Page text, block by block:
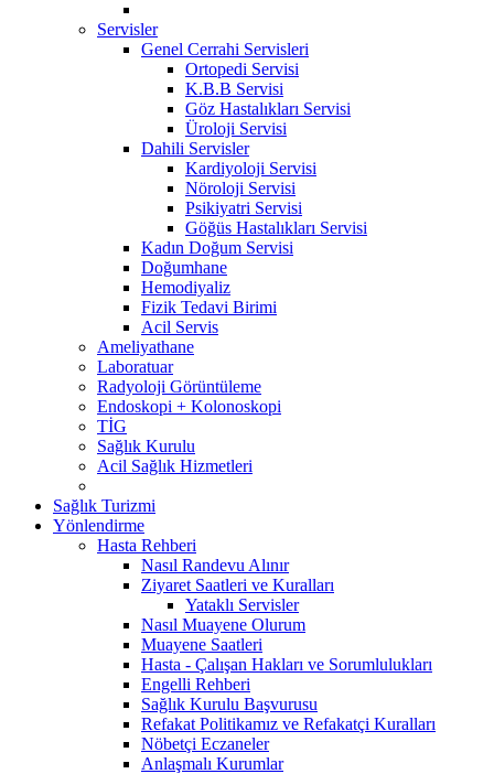
Servisler
Genel Cerrahi Servisleri
Ortopedi Servisi
K.B.B Servisi
Göz Hastalıkları Servisi
Üroloji Servisi
Dahili Servisler
Kardiyoloji Servisi
Nöroloji Servisi
Psikiyatri Servisi
Göğüs Hastalıkları Servisi
Kadın Doğum Servisi
Doğumhane
Hemodiyaliz
Fizik Tedavi Birimi
Acil Servis
Ameliyathane
Laboratuar
Radyoloji Görüntüleme
Endoskopi + Kolonoskopi
TİG
Sağlık Kurulu
Acil Sağlık Hizmetleri
Sağlık Turizmi
Yönlendirme
Hasta Rehberi
Nasıl Randevu Alınır
Ziyaret Saatleri ve Kuralları
Yataklı Servisler
Nasıl Muayene Olurum
Muayene Saatleri
Hasta - Çalışan Hakları ve Sorumlulukları
Engelli Rehberi
Sağlık Kurulu Başvurusu
Refakat Politikamız ve Refakatçi Kuralları
Nöbetçi Eczaneler
Anlaşmalı Kurumlar